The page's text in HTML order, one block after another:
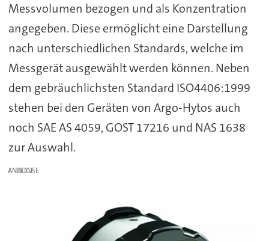
Messvolumen bezogen und als Konzentration
angegeben. Diese ermöglicht eine Darstellung
nach unterschiedlichen Standards, welche im
Messgerät ausgewählt werden können. Neben
dem gebräuchlichsten Standard ISO4406:1999
stehen bei den Geräten von Argo-Hytos auch
noch SAE AS 4059, GOST 17216 und NAS 1638
zur Auswahl.
ANZEIGE